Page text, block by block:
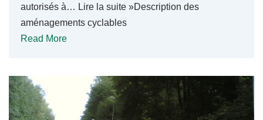
autorisés à… Lire la suite »Description des
aménagements cyclables
Read More